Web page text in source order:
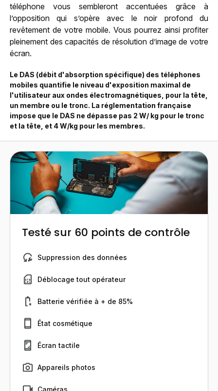
téléphone vous sembleront accentuées grâce à
l’opposition qui s’opère avec le noir profond du
revêtement de votre mobile. Vous pourrez ainsi profiter
pleinement des capacités de résolution d’image de votre
écran.
Le DAS (débit d'absorption spécifique) des téléphones
mobiles quantifie le niveau d'exposition maximal de
l'utilisateur aux ondes électromagnétiques, pour la tête,
un membre ou le tronc. La réglementation française
impose que le DAS ne dépasse pas 2 W/ kg pour le tronc
et la tête, et 4 W/kg pour les membres.
Testé sur 60 points de contrôle
Suppression des données
Déblocage tout opérateur
Batterie vérifiée à + de 85%
État cosmétique
Écran tactile
Appareils photos
Caméras